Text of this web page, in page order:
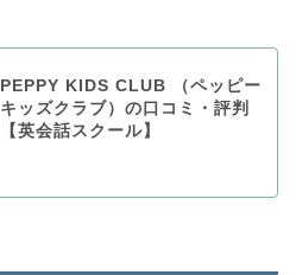
PEPPY KIDS CLUB （ペッピー
キッズクラブ）の口コミ・評判
【英会話スクール】